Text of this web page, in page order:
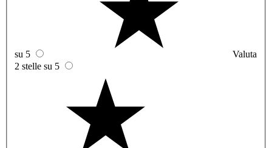
su 5
Valuta
2 stelle su 5